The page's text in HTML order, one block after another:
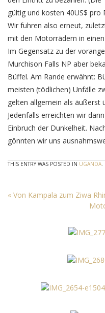
gültig und kosten 40US$ pro
Wir fuhren also erneut,
mit den Motorrädern in
Im Gegensatz zu der
Murchison Falls NP aber
Büffel. Am Rande erwähnt:
meisten (tödlichen) Unfälle
gelten allgemein als äußerst
Jedenfalls erreichten wir
Einbruch der Dunkelheit.
gönnten wir uns
THIS ENTRY WAS POSTED IN UGANDA
« Von Kampala zum Ziwa
Namibia: